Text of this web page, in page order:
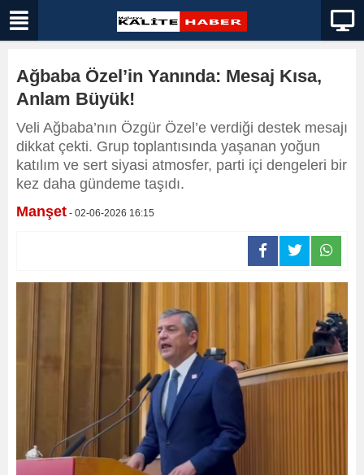
Ağbaba Özel’in Yanında: Mesaj Kısa,
Anlam Büyük!
Veli Ağbaba’nın Özgür Özel’e verdiği destek mesajı
dikkat çekti. Grup toplantısında yaşanan yoğun
katılım ve sert siyasi atmosfer, parti içi dengeleri bir
kez daha gündeme taşıdı.
Manşet - 02-06-2026 16:15